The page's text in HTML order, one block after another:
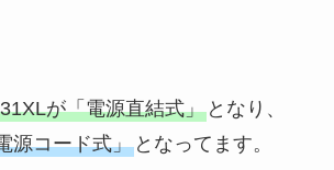
が「電源直結式」となり、
源コード式」となってます。